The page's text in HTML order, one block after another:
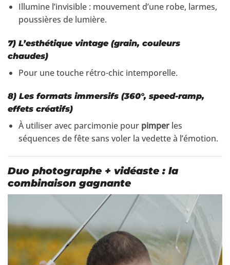
Illumine l’invisible : mouvement d’une robe, larmes,
poussières de lumière.
7) L’esthétique vintage(grain, couleurs
chaudes)
Pour une touche rétro-chic intemporelle.
8) Les formats immersifs (360°, speed-ramp,
effets créatifs)
À utiliser avec parcimonie pour pimperles
séquences de fête sans voler la vedette à l’émotion.
Duo photographe + vidéaste : la
combinaison gagnante